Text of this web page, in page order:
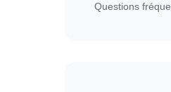
Questions